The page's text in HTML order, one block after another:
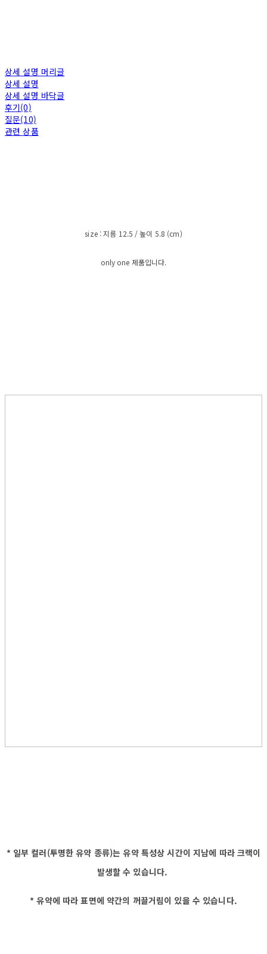
상세 설명 머리글
상세 설명
상세 설명 바닥글
후기(0)
질문(10)
관련 상품
size : 지름 12.5 / 높이 5.8 (cm)
only one 제품입니다.
* 일부 컬러(투명한 유약 종류)는 유약 특성상 시간이 지남에 따라 크랙이
발생할 수 있습니다.
* 유약에 따라 표면에 약간의 꺼끌거림이 있을 수 있습니다.